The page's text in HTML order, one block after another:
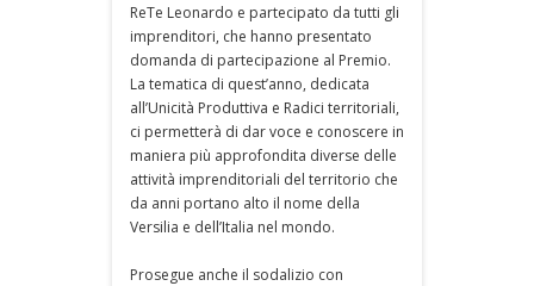
ReTe Leonardo e partecipato da tutti gli
imprenditori, che hanno presentato
domanda di partecipazione al Premio.
La tematica di quest’anno, dedicata
all’Unicità Produttiva e Radici territoriali,
ci permetterà di dar voce e conoscere in
maniera più approfondita diverse delle
attività imprenditoriali del territorio che
da anni portano alto il nome della
Versilia e dell’Italia nel mondo.
Prosegue anche il sodalizio con